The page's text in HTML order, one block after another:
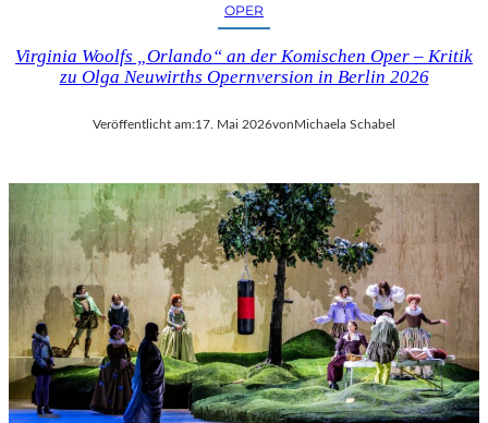
OPER
Virginia Woolfs „Orlando“ an der Komischen Oper – Kritik
zu Olga Neuwirths Opernversion in Berlin 2026
Veröffentlicht am:17. Mai 2026vonMichaela Schabel